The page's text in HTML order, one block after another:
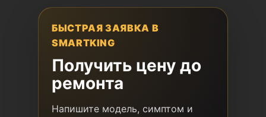
БЫСТРАЯ ЗАЯВКА В
SMARTKING
Получить цену до
ремонта
Напишите модель, симптом и